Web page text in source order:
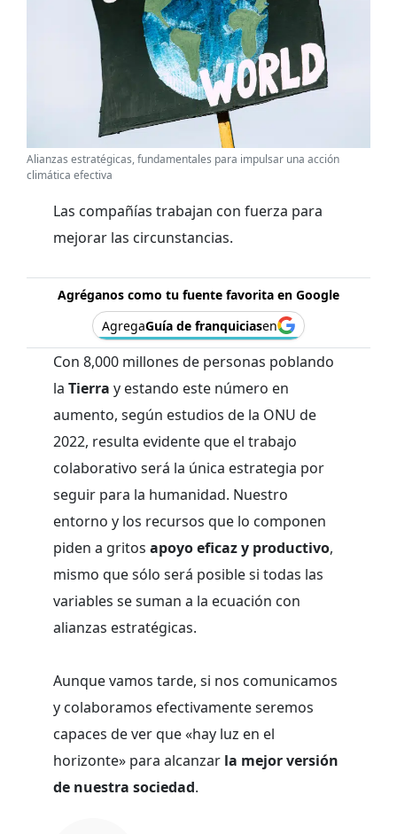
Alianzas estratégicas, fundamentales para impulsar una acción
climática efectiva
Las compañías trabajan con fuerza para
mejorar las circunstancias.
Agréganos como tu fuente favorita en Google
AgregaGuía de franquiciasen
Con 8,000 millones de personas poblando
la Tierra y estando este número en
aumento, según estudios de la ONU de
2022, resulta evidente que el trabajo
colaborativo será la única estrategia por
seguir para la humanidad. Nuestro
entorno y los recursos que lo componen
piden a gritos apoyo eficaz y productivo,
mismo que sólo será posible si todas las
variables se suman a la ecuación con
alianzas estratégicas.
Aunque vamos tarde, si nos comunicamos
y colaboramos efectivamente seremos
capaces de ver que «hay luz en el
horizonte» para alcanzar la mejor versión
de nuestra sociedad.